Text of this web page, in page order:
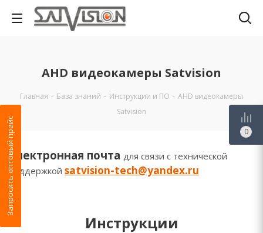
AHD видеокамеры Satvision
Главная - База знаний - Инструкции и ПО - AHD видеокамеры
Satvision
Электронная почта для связи с технической
поддержкой satvision-tech@yandex.ru
Инструкции
Запросить оптовый прайс 0